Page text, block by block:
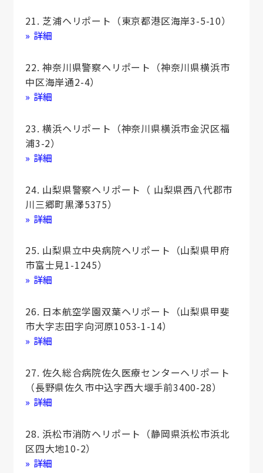
21. 芝浦ヘリポート（東京都港区海岸3-5-10）
» 詳細
22. 神奈川県警察ヘリポート（神奈川県横浜市
中区海岸通2-4）
» 詳細
23. 横浜ヘリポート（神奈川県横浜市金沢区福
浦3-2）
» 詳細
24. 山梨県警察ヘリポート（ 山梨県西八代郡市
川三郷町黒澤5375）
» 詳細
25. 山梨県立中央病院ヘリポート（山梨県甲府
市富士見1-1245）
» 詳細
26. 日本航空学園双葉ヘリポート（山梨県甲斐
市大字志田字向河原1053-1-14）
» 詳細
27. 佐久総合病院佐久医療センターヘリポート
（⾧野県佐久市中込字西大堰手前3400-28）
» 詳細
28. 浜松市消防ヘリポート（静岡県浜松市浜北
区四大地10-2）
» 詳細